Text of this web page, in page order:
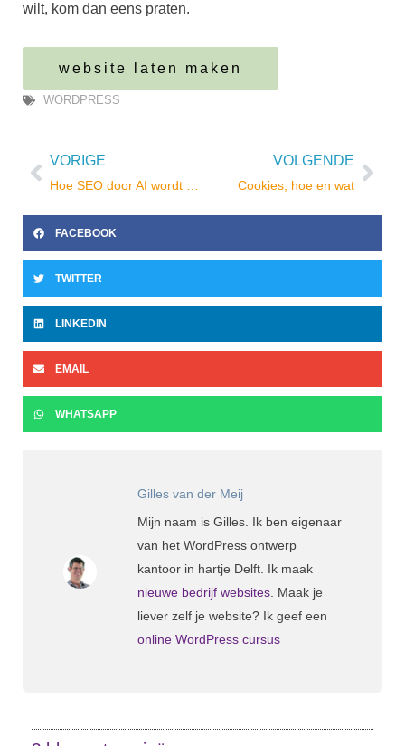
wilt, kom dan eens praten.
website laten maken
WORDPRESS
Vorige
VORIGE VOLGENDE
Cookies, hoe en wat
FACEBOOK
TWITTER
LINKEDIN
EMAIL
WHATSAPP
Gilles van der Meij
Mijn naam is Gilles. Ik ben eigenaar
van het WordPress ontwerp
kantoor in hartje Delft. Ik maak
nieuwe bedrijf websites. Maak je
liever zelf je website? Ik geef een
online WordPress cursus